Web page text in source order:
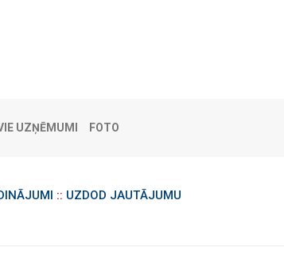
UZŅĒMUMI FOTO
:: UZDOD JAUTĀJUMU